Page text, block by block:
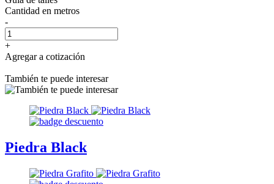
Cantidad en metros
-
+
Agregar a cotización
También te puede interesar
Piedra Black